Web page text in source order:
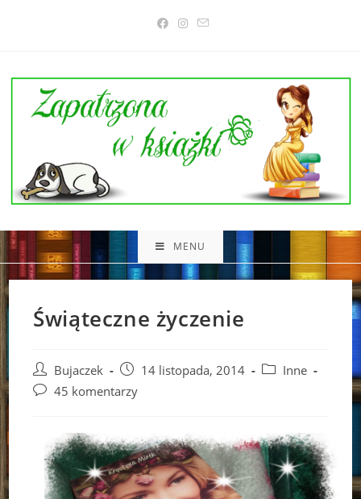
MENU
Świąteczne życzenie
Post
author:
Bujaczek
Post
published:
14 listopada, 2014
PostInne
Post45 komentarzy